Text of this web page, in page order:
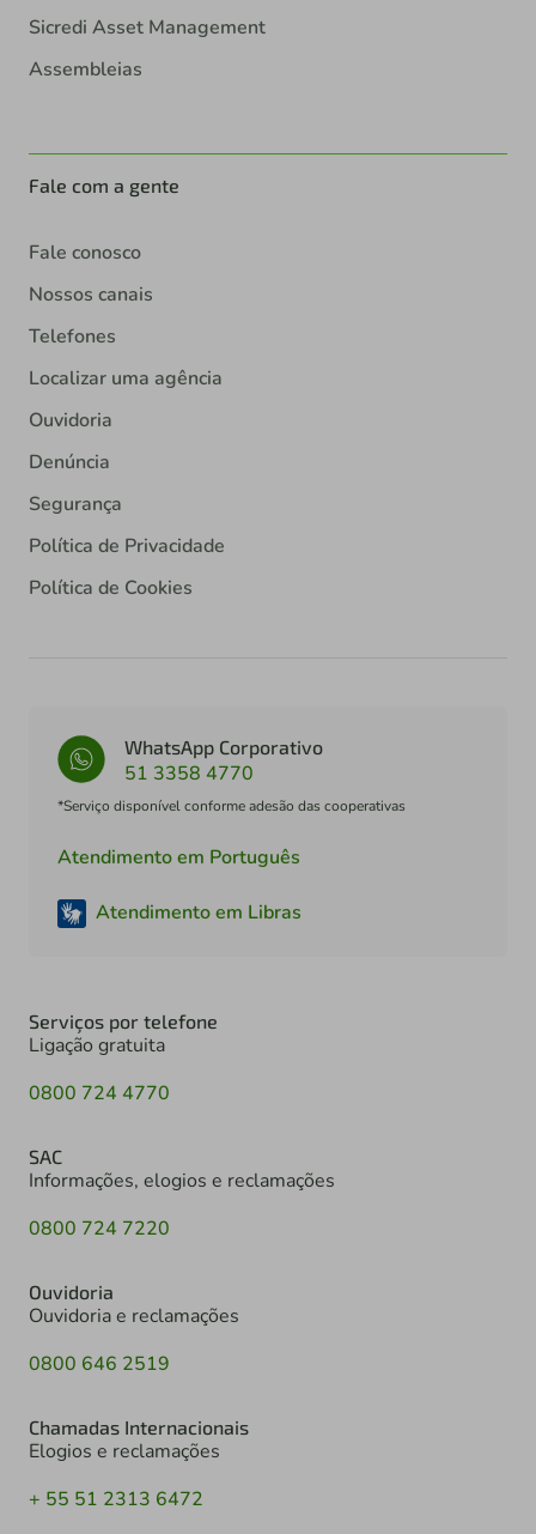
Sicredi Asset Management
Assembleias
Fale com a gente
Fale conosco
Nossos canais
Telefones
Localizar uma agência
Ouvidoria
Denúncia
Segurança
Política de Privacidade
Política de Cookies
WhatsApp Corporativo
51 3358 4770
*Serviço disponível conforme adesão das cooperativas
Atendimento em Português
Atendimento em Libras
Serviços por telefone
Ligação gratuita
0800 724 4770
SAC
Informações, elogios e reclamações
0800 724 7220
Ouvidoria
Ouvidoria e reclamações
0800 646 2519
Chamadas Internacionais
Elogios e reclamações
+ 55 51 2313 6472